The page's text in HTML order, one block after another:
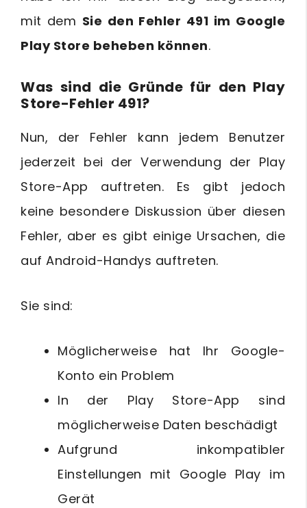
mit dem Sie den Fehler 491 im Google
Play Store beheben können.
Was sind die Gründe für den Play
Store-Fehler 491?
Nun, der Fehler kann jedem Benutzer
jederzeit bei der Verwendung der Play
Store-App auftreten. Es gibt jedoch
keine besondere Diskussion über diesen
Fehler, aber es gibt einige Ursachen, die
auf Android-Handys auftreten.
Sie sind:
Möglicherweise hat Ihr Google-
Konto ein Problem
In der Play Store-App sind
möglicherweise Daten beschädigt
Aufgrund inkompatibler
Einstellungen mit Google Play im
Gerät